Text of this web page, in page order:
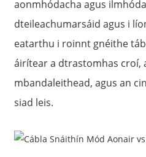
aonmhódacha agus
dteileachumarsáid agus i
eatarthu i roinnt gnéithe
áirítear a dtrastomhas croí,
mbandaleithead, agus an
siad leis.